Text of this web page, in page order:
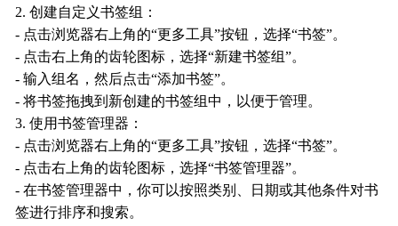
2. 创建自定义书签组：
- 点击浏览器右上角的“更多工具”按钮，选择“书签”。
- 点击右上角的齿轮图标，选择“新建书签组”。
- 输入组名，然后点击“添加书签”。
- 将书签拖拽到新创建的书签组中，以便于管理。
3. 使用书签管理器：
- 点击浏览器右上角的“更多工具”按钮，选择“书签”。
- 点击右上角的齿轮图标，选择“书签管理器”。
- 在书签管理器中，你可以按照类别、日期或其他条件对书
签进行排序和搜索。